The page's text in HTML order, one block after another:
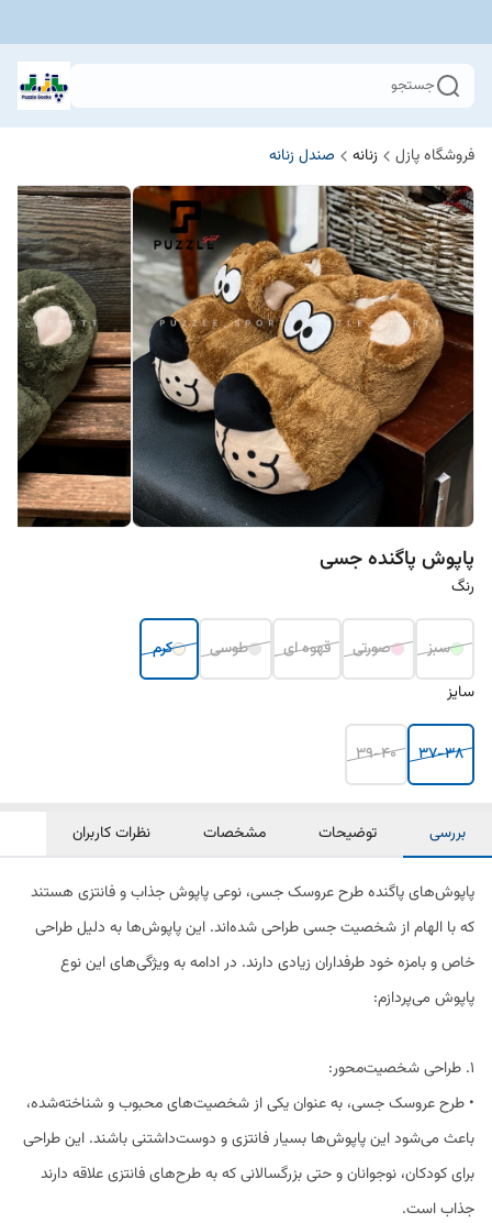
جستجو
فروشگاه پازل زنانه صندل زنانه
پاپوش پاگنده جسی
رنگ
سبز صورتی قهوه ای طوسی
کرم
سایز
37-38
39-40
بررسی توضیحات مشخصات نظرات کاربران
پاپوش‌های پاگنده طرح عروسک جسی، نوعی پاپوش جذاب و فانتزی هستند
که با الهام از شخصیت جسی طراحی شده‌اند. این پاپوش‌ها به دلیل طراحی
خاص و بامزه خود طرفداران زیادی دارند. در ادامه به ویژگی‌های این نوع
پاپوش می‌پردازم:
1. طراحی شخصیت‌محور:
• طرح عروسک جسی، به عنوان یکی از شخصیت‌های محبوب و شناخته‌شده،
باعث می‌شود این پاپوش‌ها بسیار فانتزی و دوست‌داشتنی باشند. این طراحی
برای کودکان، نوجوانان و حتی بزرگسالانی که به طرح‌های فانتزی علاقه دارند
جذاب است.